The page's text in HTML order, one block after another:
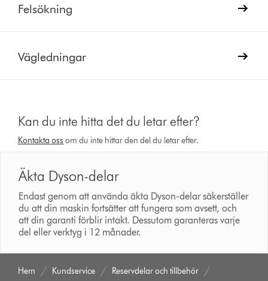
Felsökning
Vägledningar
Kan du inte hitta det du letar efter?
Kontakta oss om du inte hittar den del du letar efter.
Äkta Dyson-delar
Endast genom att använda äkta Dyson-delar säkerställer
du att din maskin fortsätter att fungera som avsett, och
att din garanti förblir intakt. Dessutom garanteras varje
del eller verktyg i 12 månader.
Hem Kundservice Reservdelar och tillbehör